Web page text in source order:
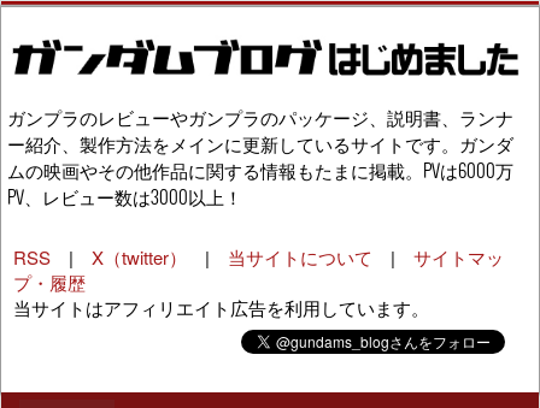
ガンプラのレビューやガンプラのパッケージ、説明書、ランナ
ー紹介、製作方法をメインに更新しているサイトです。ガンダ
ムの映画やその他作品に関する情報もたまに掲載。PVは6000万
PV、レビュー数は3000以上！
RSS | X（twitter） | 当サイトについて | サイトマッ
プ・履歴
当サイトはアフィリエイト広告を利用しています。